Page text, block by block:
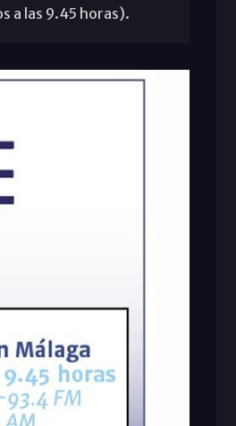
a las 9.45 horas).